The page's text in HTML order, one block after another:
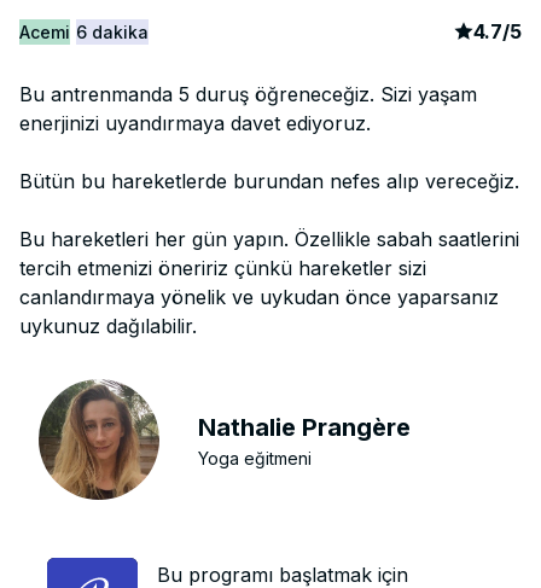
Acemi 6 dakika article
4.7/5
Bu antrenmanda 5 duruş öğreneceğiz. Sizi yaşam
enerjinizi uyandırmaya davet ediyoruz.
Bütün bu hareketlerde burundan nefes alıp vereceğiz.
Bu hareketleri her gün yapın. Özellikle sabah saatlerini
tercih etmenizi öneririz çünkü hareketler sizi
canlandırmaya yönelik ve uykudan önce yaparsanız
uykunuz dağılabilir.
Nathalie Prangère
Yoga eğitmeni
Bu programı başlatmak için